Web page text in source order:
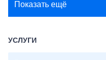
Показать ещё
УСЛУГИ